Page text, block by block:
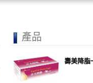
產品
壽美降脂